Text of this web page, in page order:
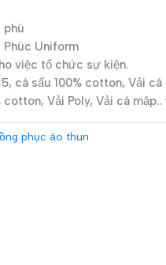
phú
Uniform
việc tổ chức sự kiện.
cá sấu 100% cotton, Vải
Vải Poly, Vải cá
phục áo thun